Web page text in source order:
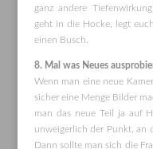
ganz andere
geht in die Hocke, legt
einen Busch.
8. Mal was Neues
Wenn man eine neue
sicher eine Menge Bilder
man das neue Teil ja auf
unweigerlich der Punkt, an
Dann sollte man sich die